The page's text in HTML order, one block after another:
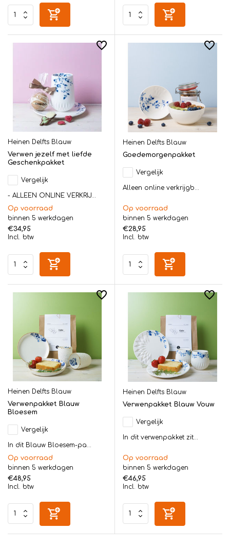
Heinen Delfts Blauw
Verwen jezelf met liefde
Geschenkpakket
Vergelijk
- ALLEEN ONLINE VERKRIJ...
Op voorraad
binnen 5 werkdagen
€34,95
Incl. btw
Heinen Delfts Blauw
Goedemorgenpakket
Vergelijk
Alleen online verkrijgb...
Op voorraad
binnen 5 werkdagen
€28,95
Incl. btw
Heinen Delfts Blauw
Verwenpakket Blauw
Bloesem
Vergelijk
In dit Blauw Bloesem-pa...
Op voorraad
binnen 5 werkdagen
€48,95
Incl. btw
Heinen Delfts Blauw
Verwenpakket Blauw Vouw
Vergelijk
In dit verwenpakket zit...
Op voorraad
binnen 5 werkdagen
€46,95
Incl. btw